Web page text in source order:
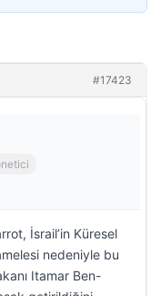
#17423
İsrail’in Küresel
nedeniyle bu
Itamar Ben-